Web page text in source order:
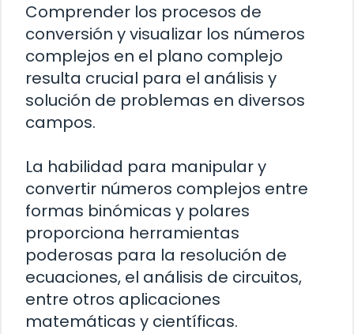
Comprender los procesos de
conversión y visualizar los números
complejos en el plano complejo
resulta crucial para el análisis y
solución de problemas en diversos
campos.
La habilidad para manipular y
convertir números complejos entre
formas binómicas y polares
proporciona herramientas
poderosas para la resolución de
ecuaciones, el análisis de circuitos,
entre otros aplicaciones
matemáticas y científicas.